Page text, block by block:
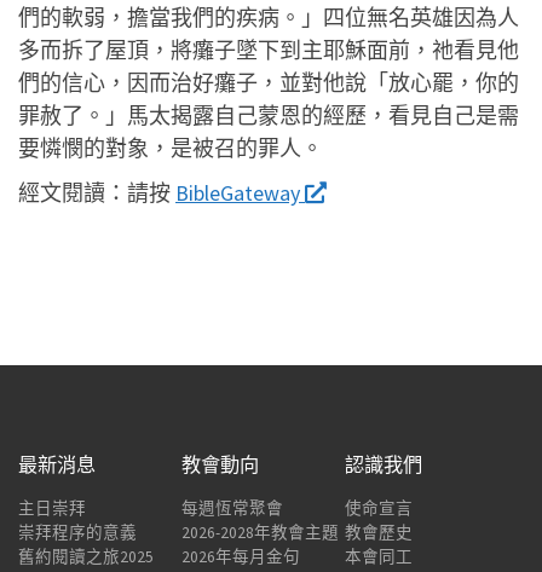
們的軟弱，擔當我們的疾病。」四位無名英雄因為人
多而拆了屋頂，將癱子墜下到主耶穌面前，祂看見他
們的信心，因而治好癱子，並對他說「放心罷，你的
罪赦了。」馬太揭露自己蒙恩的經歷，看見自己是需
要憐憫的對象，是被召的罪人。
經文閱讀： 請按 BibleGateway
最新消息
主日崇拜
崇拜程序的意義
舊約閱讀之旅2025
教會動向
每週恆常聚會
2026-2028年教會主題
2026年每月金句
認識我們
使命宣言
教會歷史
本會同工